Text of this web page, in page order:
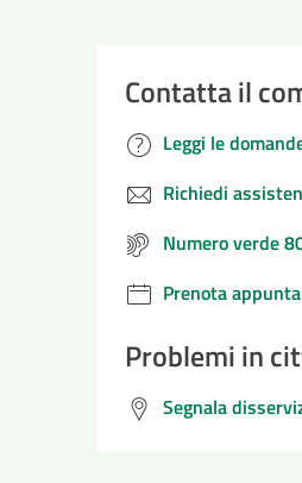
Contatta il
Leggi le
Richiedi
Numero verde
Prenota
Problemi in
Segnala